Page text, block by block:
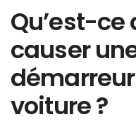
Qu’est-
causer
voiture ?